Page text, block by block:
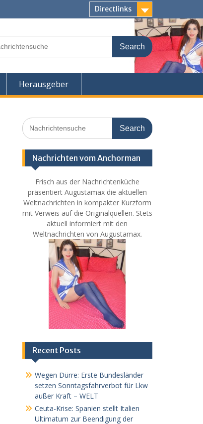
Directlinks
Herausgeber
Search
for:
Nachrichten vom Anchorman
Frisch aus der Nachrichtenküche
präsentiert Augustamax die aktuellen
Weltnachrichten in kompakter Kurzform
mit Verweis auf die Originalquellen. Stets
aktuell informiert mit den
Weltnachrichten von Augustamax.
Recent Posts
Wegen Dürre: Erste Bundesländer
setzen Sonntagsfahrverbot für Lkw
außer Kraft – WELT
Ceuta-Krise: Spanien stellt Italien
Ultimatum zur Beendigung der